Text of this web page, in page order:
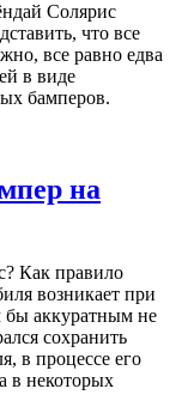
Солярис
что все
все равно едва
в виде
бамперов.
на
Как правило
возникает при
бы аккуратным не
сохранить
в процессе его
в некоторых